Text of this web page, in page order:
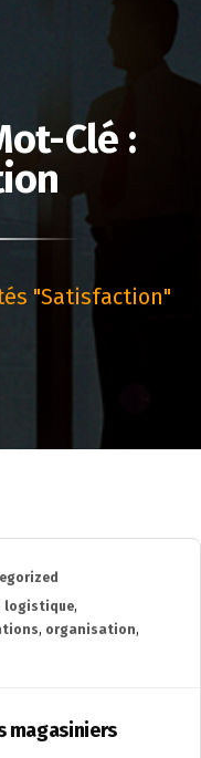
Clé :
"satisfaction"
logistique,
, organisation,
magasiniers